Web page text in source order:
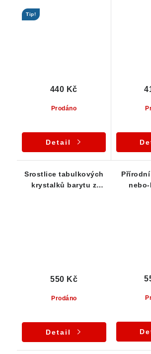
Tip!
Prodáno
440 Kč
Detail
Srostlice tabulkových
krystalků barytu z
Prodáno
550 Kč
Detail